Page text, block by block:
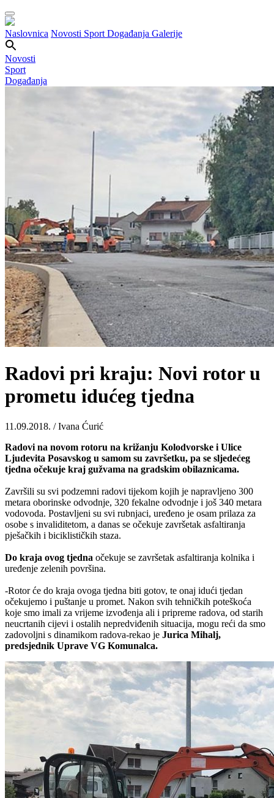
Naslovnica Novosti Sport Događanja Galerije
Novosti
Sport
Događanja
Radovi pri kraju: Novi rotor u
prometu idućeg tjedna
11.09.2018. / Ivana Ćurić
Radovi na novom rotoru na križanju Kolodvorske i Ulice
Ljudevita Posavskog u samom su završetku, pa se sljedećeg
tjedna očekuje kraj gužvama na gradskim obilaznicama.
Završili su svi podzemni radovi tijekom kojih je napravljeno 300
metara oborinske odvodnje, 320 fekalne odvodnje i još 340 metara
vodovoda. Postavljeni su svi rubnjaci, uređeno je osam prilaza za
osobe s invaliditetom, a danas se očekuje završetak asfaltiranja
pješačkih i biciklističkih staza.
Do kraja ovog tjedna očekuje se završetak asfaltiranja kolnika i
uređenje zelenih površina.
-Rotor će do kraja ovoga tjedna biti gotov, te onaj idući tjedan
očekujemo i puštanje u promet. Nakon svih tehničkih poteškoća
koje smo imali za vrijeme izvođenja ali i pripreme radova, od starih
neucrtanih cijevi i ostalih nepredviđenih situacija, mogu reći da smo
zadovoljni s dinamikom radova-rekao je Jurica Mihalj,
predsjednik Uprave VG Komunalca.